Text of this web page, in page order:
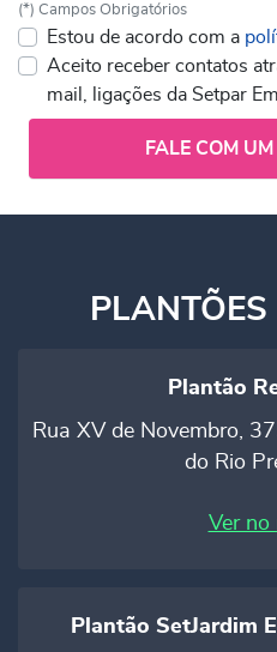
(*) Campos Obrigatórios
Estou de acordo com a
Aceito receber contatos
mail, ligações da Setpar
FALE COM
Plantão
Rua XV de Novembro,
do Rio
Ver no
Plantão SetJardim